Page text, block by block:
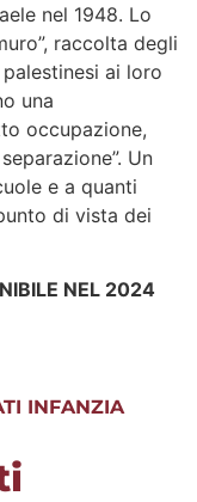
nel 1948. Lo
raccolta degli
ai loro
una
occupazione,
Un
e a quanti
di vista dei
NEL 2024
INFANZIA